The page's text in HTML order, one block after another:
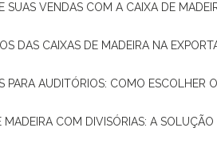
SUAS VENDAS COM A CAIXA DE
DAS CAIXAS DE MADEIRA NA
PARA AUDITÓRIOS: COMO ESCOLHER
MADEIRA COM DIVISÓRIAS: A